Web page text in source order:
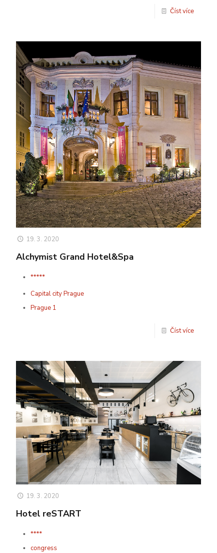
Číst více
19. 3. 2020
Alchymist Grand Hotel&Spa
*****
Capital city Prague
Prague 1
Číst více
19. 3. 2020
Hotel reSTART
****
congress